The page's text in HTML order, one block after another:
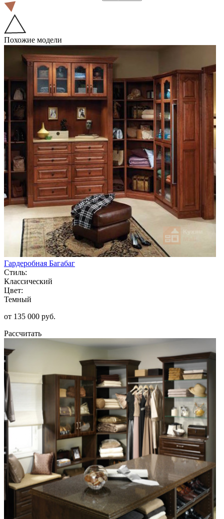
Похожие модели
Гардеробная Багабаг
Стиль:
Классический
Цвет:
Темный
от 135 000 руб.
Рассчитать